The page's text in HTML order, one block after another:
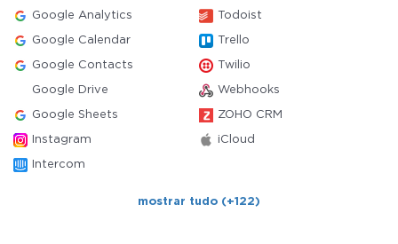
Google Analytics Todoist
Google Calendar Trello
Google Contacts Twilio
Google Drive Webhooks
Google Sheets ZOHO CRM
Instagram iCloud
Intercom
mostrar tudo (+122)